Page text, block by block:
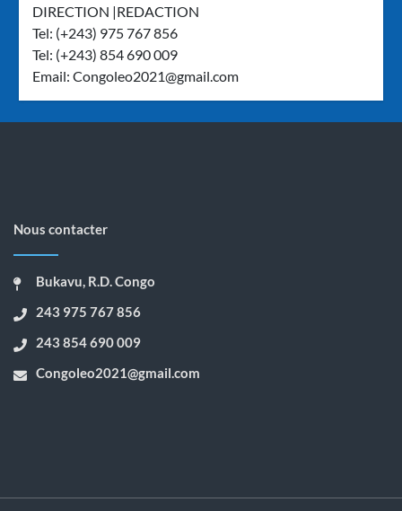
DIRECTION |REDACTION
Tel: (+243) 975 767 856
Tel: (+243) 854 690 009
Email:Congoleo2021@gmail.com
Nous contacter
Bukavu, R.D. Congo
243 975 767 856
243 854 690 009
Congoleo2021@gmail.com